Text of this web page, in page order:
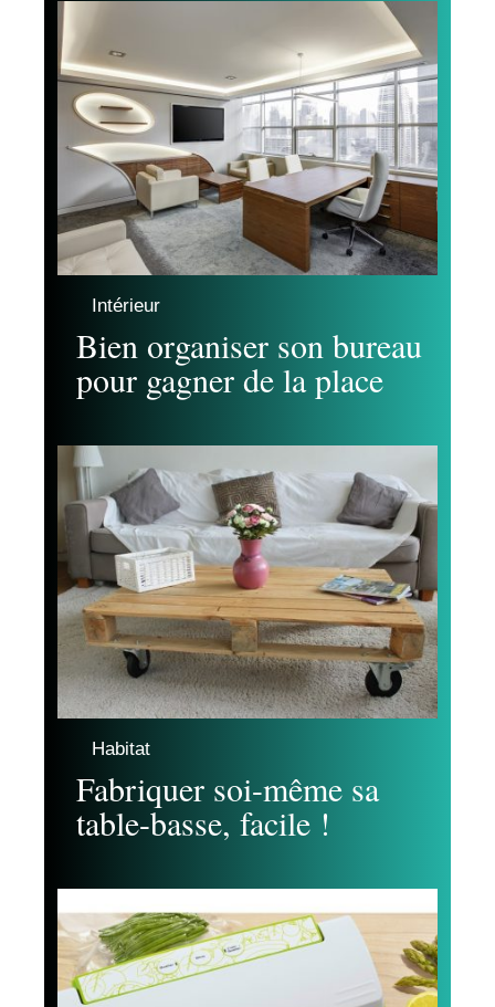
Intérieur
Bien organiser son bureau
pour gagner de la place
Habitat
Fabriquer soi-même sa
table-basse, facile !